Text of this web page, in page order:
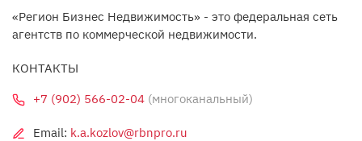
«Регион Бизнес Недвижимость» - это федеральная сеть
агентств по коммерческой недвижимости.
КОНТАКТЫ
+7 (902) 566-02-04 (многоканальный)
Email: k.a.kozlov@rbnpro.ru